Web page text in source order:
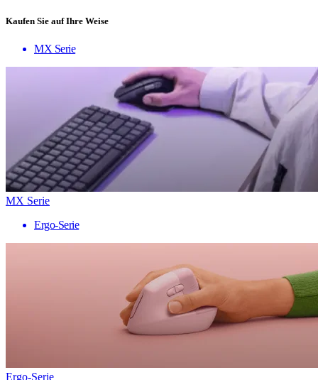
Kaufen Sie auf Ihre Weise
MX Serie
MX Serie
Ergo-Serie
Ergo-Serie